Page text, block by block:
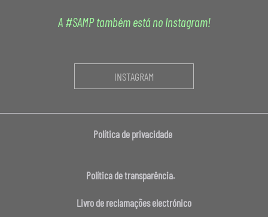
A #SAMP também está no Instagram!
INSTAGRAM
Política de privacidade
Política de transparência.
Livro de reclamações electrónico